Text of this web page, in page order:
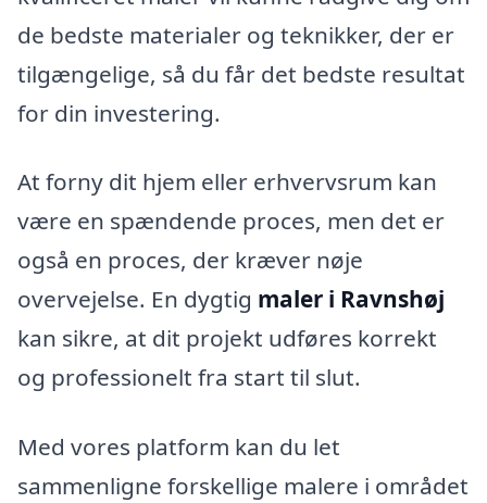
de bedste materialer og teknikker, der er
tilgængelige, så du får det bedste resultat
for din investering.
At forny dit hjem eller erhvervsrum kan
være en spændende proces, men det er
også en proces, der kræver nøje
overvejelse. En dygtig maler i Ravnshøj
kan sikre, at dit projekt udføres korrekt
og professionelt fra start til slut.
Med vores platform kan du let
sammenligne forskellige malere i området